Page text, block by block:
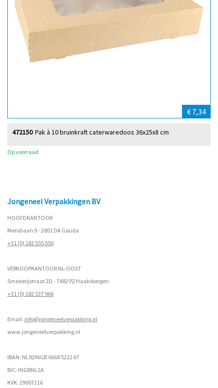
€ 7,34
Pak à 10 bruinkraft caterwaredoos 36x25x8 cm
472150
Op voorraad
Jongeneel Verpakkingen BV
HOOFDKANTOOR
Meridiaan 9 - 2801 DA Gouda
+31 (0) 182 555 050
VERKOOPKANTOOR NL-OOST
Smederijstraat 2D - 7482 PZ Haaksbergen
+31 (0) 182 537 966
Email: info@jongeneelverpakking.nl
www.jongeneelverpakking.nl
IBAN: NL92INGB 0668 5222 67
BIC: INGBNL2A
KVK: 29007216